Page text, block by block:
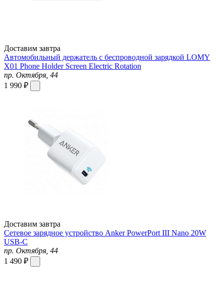
Доставим завтра
Автомобильный держатель с беспроводной зарядкой LOMY
X01 Phone Holder Screen Electric Rotation
пр. Октября, 44
1 990 ₽
Доставим завтра
Сетевое зарядное устройство Anker PowerPort III Nano 20W
USB-C
пр. Октября, 44
1 490 ₽